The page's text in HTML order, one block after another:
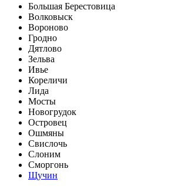
Большая Берестовица
Волковыск
Вороново
Гродно
Дятлово
Зельва
Ивье
Кореличи
Лида
Мосты
Новогрудок
Островец
Ошмяны
Свислочь
Слоним
Сморгонь
Щучин